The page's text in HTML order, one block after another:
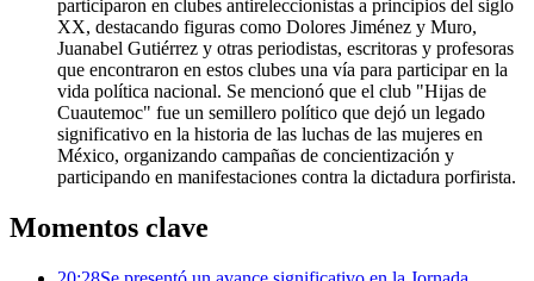
participaron en clubes antireleccionistas a principios del siglo
XX, destacando figuras como Dolores Jiménez y Muro,
Juanabel Gutiérrez y otras periodistas, escritoras y profesoras
que encontraron en estos clubes una vía para participar en la
vida política nacional. Se mencionó que el club "Hijas de
Cuautemoc" fue un semillero político que dejó un legado
significativo en la historia de las luchas de las mujeres en
México, organizando campañas de concientización y
participando en manifestaciones contra la dictadura porfirista.
Momentos clave